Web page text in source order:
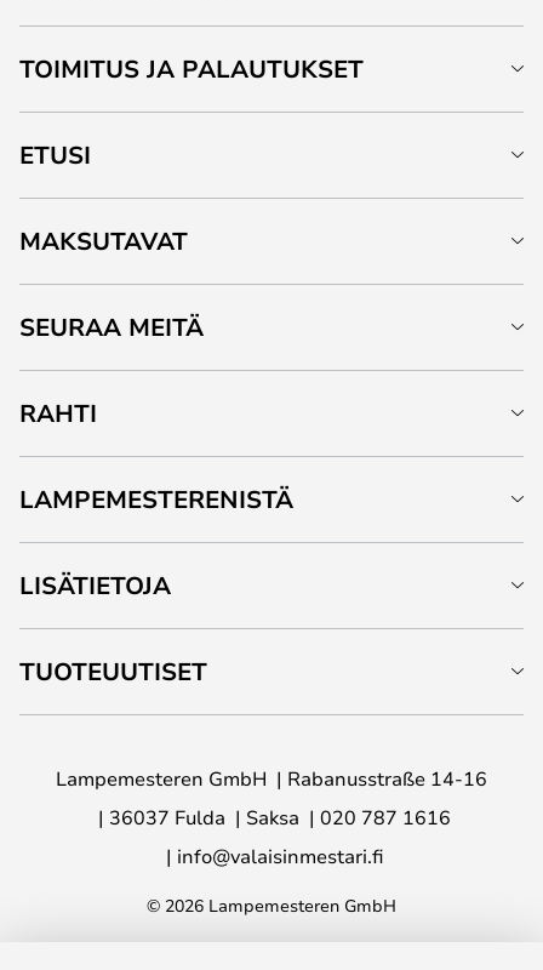
TOIMITUS JA PALAUTUKSET
ETUSI
MAKSUTAVAT
SEURAA MEITÄ
RAHTI
LAMPEMESTERENISTÄ
LISÄTIETOJA
TUOTEUUTISET
Lampemesteren GmbH
Rabanusstraße 14-16
36037 Fulda
Saksa
020 787 1616
info@valaisinmestari.fi
© 2026 Lampemesteren GmbH